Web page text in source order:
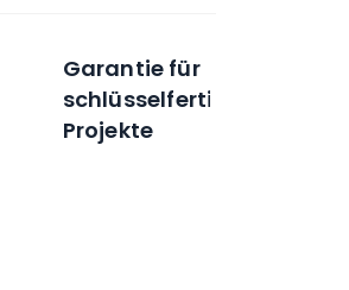
Garantie für
schlüsselfertige
Projekte